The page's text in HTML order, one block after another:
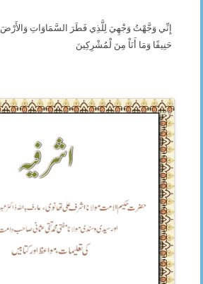
إِنِّي وَجَّهْتُ وَجْهِيَ لِلَّذِي فَطَرَ السَّمَاوَاتِ وَالأَرْضَ
حَنِيفًا وَمَا أَنَاْ مِنَ لْمُشْرِكِينَ